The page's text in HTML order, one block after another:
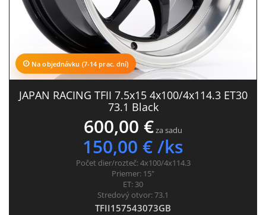
Na objednávku (7-14 prac. dní)
JAPAN RACING TFII 7.5x15 4x100/4x114.3 ET30
73.1 Black
600,00 €za sadu
150,00 € /ks
Počet dier/rozteč:4x100/4x114.3
Priemer: 15"
ET: 30
Stredový otvor:73.1
TFII157543073GB